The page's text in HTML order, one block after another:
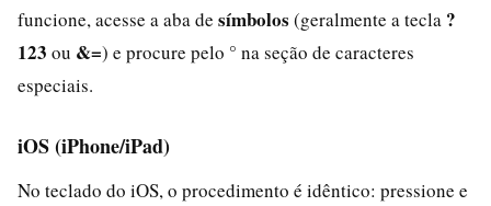
funcione, acesse a aba de símbolos (geralmente a tecla ?
123 ou &=) e procure pelo ° na seção de caracteres
especiais.
iOS (iPhone/iPad)
No teclado do iOS, o procedimento é idêntico: pressione e